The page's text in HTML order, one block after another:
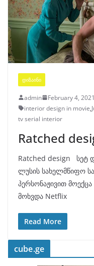
ᲓᲘᲖᲐᲘᲜᲘ
admin
February 4, 2021
interior design in movie,
tv serial interior
Ratched
Ratched design სეტ
ლუსის სახელმწიფო
პერსონაჟივით
მოხვდა Netflix
Read More
cube.ge